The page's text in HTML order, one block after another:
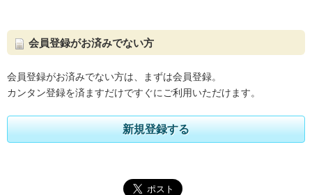
会員登録がお済みでない方
会員登録がお済みでない方は、まずは会員登録。
カンタン登録を済ますだけですぐにご利用いただけます。
新規登録する